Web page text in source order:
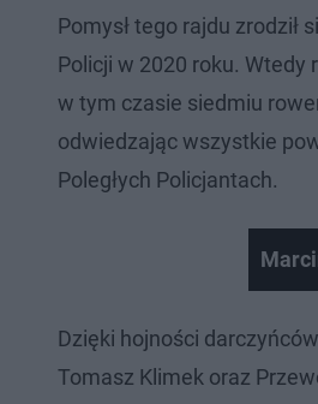
Pomysł tego rajdu
Policji w 2020 roku. Wtedy
w tym czasie siedmiu
odwiedzając wszystkie
Poległych Policjantach.
Dzięki hojności
Tomasz Klimek oraz